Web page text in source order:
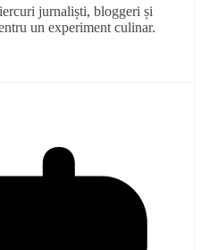
jurnaliști, bloggeri și
un experiment culinar.